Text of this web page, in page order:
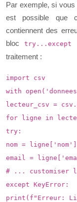
Par exemple, si
est possible que
contiennent des
bloc try...except
traitement :
import csv
with
lecteur_csv =
for ligne in
try:
nom = ligne['nom']
email =
# ... customiser
except KeyError:
print(f"Erreur: